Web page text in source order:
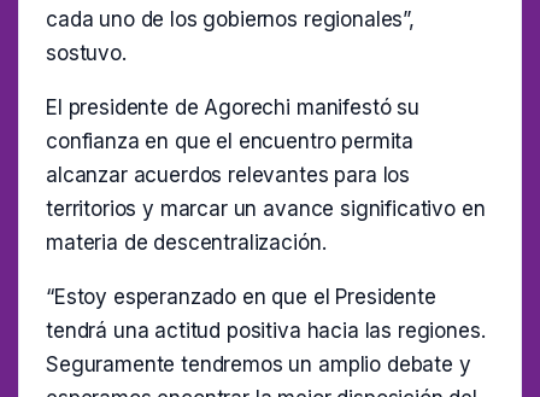
cada uno de los gobiernos regionales”,
sostuvo.
El presidente de Agorechi manifestó su
confianza en que el encuentro permita
alcanzar acuerdos relevantes para los
territorios y marcar un avance significativo en
materia de descentralización.
“Estoy esperanzado en que el Presidente
tendrá una actitud positiva hacia las regiones.
Seguramente tendremos un amplio debate y